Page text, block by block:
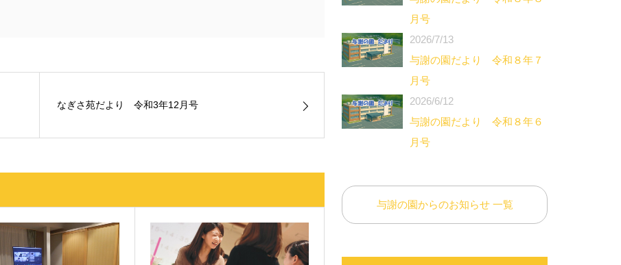
なぎさ苑だより 令和3年12月号
月号
2026/7/13
与謝の園だより 令和８年７
月号
2026/6/12
与謝の園だより 令和８年６
月号
与謝の園からのお知らせ 一覧